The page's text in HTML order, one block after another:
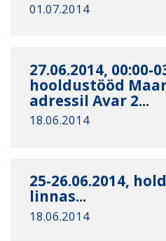
01.07.2014
27.06.2014, 00:00-
hooldustööd
adressil Avar 2...
18.06.2014
25-26.06.2014,
linnas...
18.06.2014